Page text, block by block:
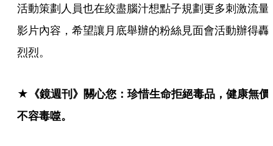
活動策劃人員也在絞盡腦汁想點子規劃更多刺激流量
影片內容，希望讓月底舉辦的粉絲見面會活動辦得轟
烈烈。
★《鏡週刊》關心您：珍惜生命拒絕毒品，健康無價
不容毒噬。